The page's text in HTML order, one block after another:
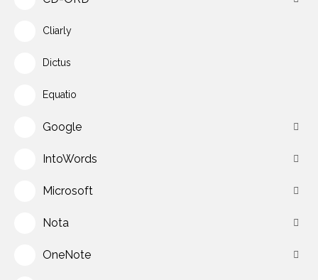
Cliarly
Dictus
Equatio
Google
IntoWords
Microsoft
Nota
OneNote